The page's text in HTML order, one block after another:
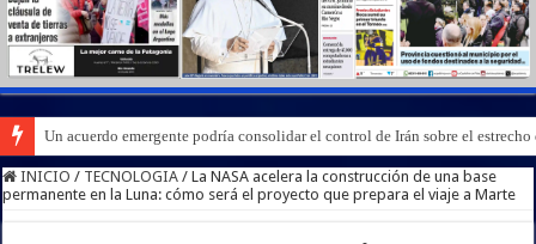
Un acuerdo emergente podría consolidar el control de Irán sobre el estrecho
INICIO / TECNOLOGIA / La NASA acelera la construcción de una base
permanente en la Luna: cómo será el proyecto que prepara el viaje a Marte